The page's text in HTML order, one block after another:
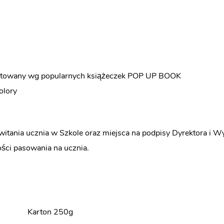
wg popularnych książeczek POP UP BOOK
ucznia w Szkole oraz miejsca na podpisy Dyrektora i
pasowania na ucznia.
Karton 250g